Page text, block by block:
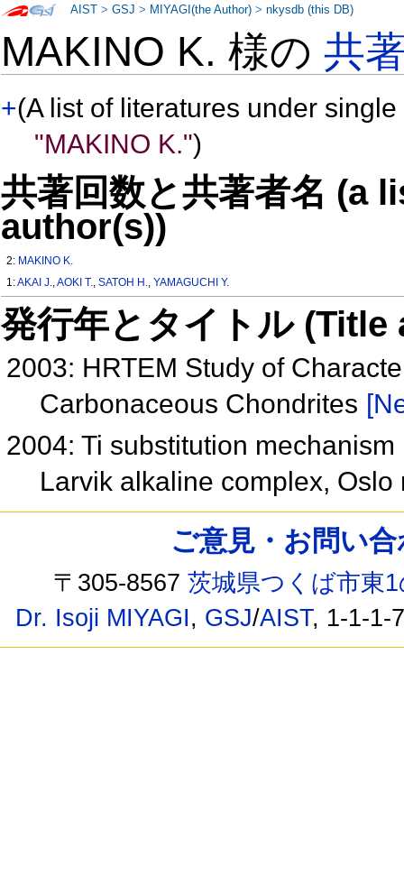
MAKINO K. 様の共
+(A list of literatures under
"MAKINO K.")
共著回数と共著者名 (a
author(s))
2: MAKINO K.
1:AKAI J.,AOKI T.,SATOH H.,YAMAGUCHI Y.
発行年とタイトル
2003: HRTEM Study of
Carbonaceous Chondrites
2004: Ti substitution
Larvik alkaline complex,
AIST >GSJ > MIYAGI(the Author) >nkysdb (this DB)
ご意見・お問い
〒305-8567茨城県つくば市東
Dr. Isoji MIYAGI, GSJ/AIST, 1-1-1-